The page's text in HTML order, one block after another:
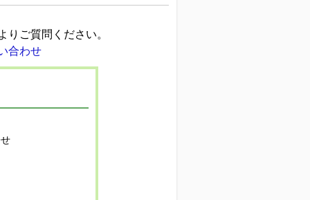
りご質問ください。